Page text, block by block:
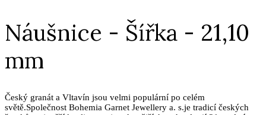
Náušnice - Šířka - 21,10
mm
Český granát a Vltavín jsou velmi populární po celém
světě.Společnost Bohemia Garnet Jewellery a. s.je tradicí českých